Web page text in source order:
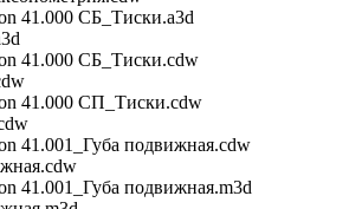
41.000 СБ_Тиски.a3d
41.000 СБ_Тиски.cdw
41.000 СП_Тиски.cdw
41.001_Губа подвижная.cdw
41.001_Губа подвижная.m3d